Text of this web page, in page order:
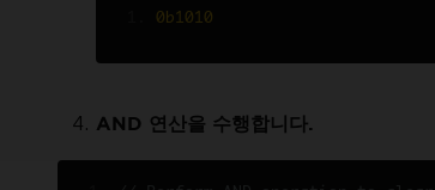
0b1010
AND 연산을 수행합니다.